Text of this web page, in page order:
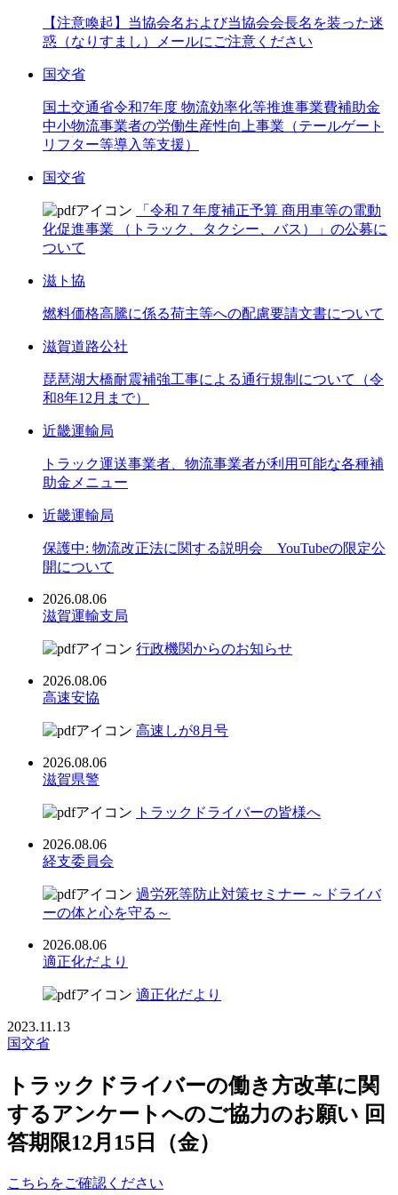
【注意喚起】当協会名および当協会会長名を装った迷
惑（なりすまし）メールにご注意ください
国交省
国土交通省令和7年度 物流効率化等推進事業費補助金
中小物流事業者の労働生産性向上事業（テールゲート
リフター等導入等支援）
国交省
「令和７年度補正予算 商用車等の電動
化促進事業 （トラック、タクシー、バス）」の公募に
ついて
滋ト協
燃料価格高騰に係る荷主等への配慮要請文書について
滋賀道路公社
琵琶湖大橋耐震補強工事による通行規制について（令
和8年12月まで）
近畿運輸局
トラック運送事業者、物流事業者が利用可能な各種補
助金メニュー
近畿運輸局
保護中: 物流改正法に関する説明会 YouTubeの限定公
開について
2026.08.06
滋賀運輸支局
行政機関からのお知らせ
2026.08.06
高速安協
高速しが8月号
2026.08.06
滋賀県警
トラックドライバーの皆様へ
2026.08.06
経支委員会
過労死等防止対策セミナー ～ドライバ
ーの体と心を守る～
2026.08.06
適正化だより
適正化だより
2023.11.13
国交省
トラックドライバーの働き方改革に関
するアンケートへのご協力のお願い 回
答期限12月15日（金）
こちらをご確認ください